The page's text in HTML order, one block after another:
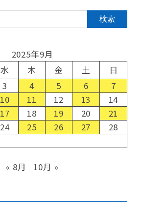
2025年9月
水 木 金 土
日
3 4 5 6
7
10 11 12 13
14
17 18 19 20
21
24 25 26 27
28
« 8月 10月 »